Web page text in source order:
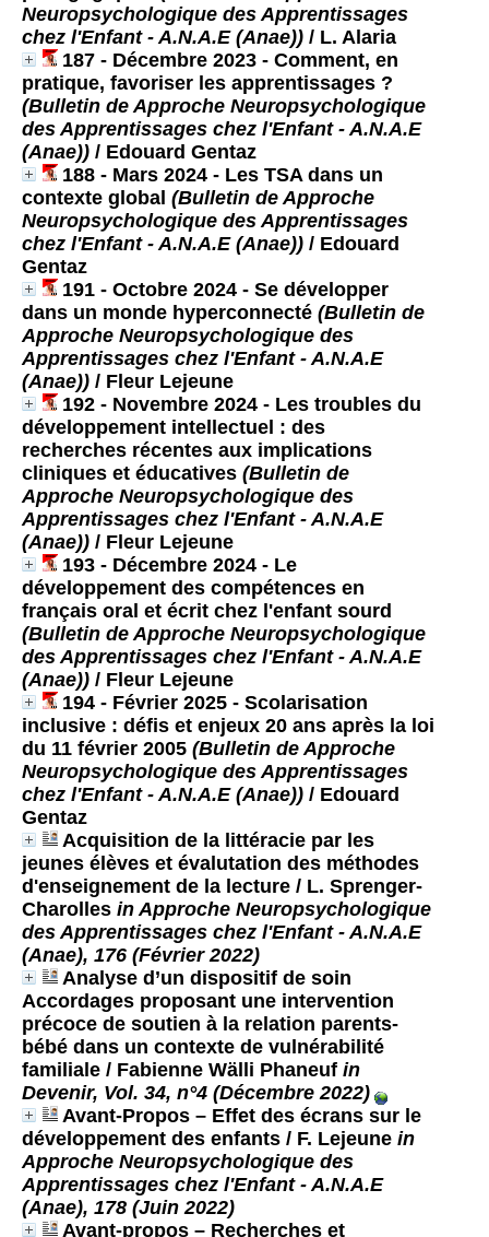
Neuropsychologique des Apprentissages
chez l'Enfant - A.N.A.E (Anae)) / L. Alaria
187 - Décembre 2023 - Comment, en
pratique, favoriser les apprentissages ?
(Bulletin de Approche Neuropsychologique
des Apprentissages chez l'Enfant - A.N.A.E
(Anae)) / Edouard Gentaz
188 - Mars 2024 - Les TSA dans un
contexte global (Bulletin de Approche
Neuropsychologique des Apprentissages
chez l'Enfant - A.N.A.E (Anae)) / Edouard
Gentaz
191 - Octobre 2024 - Se développer
dans un monde hyperconnecté (Bulletin de
Approche Neuropsychologique des
Apprentissages chez l'Enfant - A.N.A.E
(Anae)) / Fleur Lejeune
192 - Novembre 2024 - Les troubles du
développement intellectuel : des
recherches récentes aux implications
cliniques et éducatives (Bulletin de
Approche Neuropsychologique des
Apprentissages chez l'Enfant - A.N.A.E
(Anae)) / Fleur Lejeune
193 - Décembre 2024 - Le
développement des compétences en
français oral et écrit chez l'enfant sourd
(Bulletin de Approche Neuropsychologique
des Apprentissages chez l'Enfant - A.N.A.E
(Anae)) / Fleur Lejeune
194 - Février 2025 - Scolarisation
inclusive : défis et enjeux 20 ans après la loi
du 11 février 2005 (Bulletin de Approche
Neuropsychologique des Apprentissages
chez l'Enfant - A.N.A.E (Anae)) / Edouard
Gentaz
Acquisition de la littéracie par les
jeunes élèves et évalutation des méthodes
d'enseignement de la lecture / L. Sprenger-
Charolles in Approche Neuropsychologique
des Apprentissages chez l'Enfant - A.N.A.E
(Anae), 176 (Février 2022)
Analyse d’un dispositif de soin
Accordages proposant une intervention
précoce de soutien à la relation parents-
bébé dans un contexte de vulnérabilité
familiale / Fabienne Wälli Phaneuf in
Devenir, Vol. 34, n°4 (Décembre 2022)
Avant-Propos – Effet des écrans sur le
développement des enfants / F. Lejeune in
Approche Neuropsychologique des
Apprentissages chez l'Enfant - A.N.A.E
(Anae), 178 (Juin 2022)
Avant-propos – Recherches et